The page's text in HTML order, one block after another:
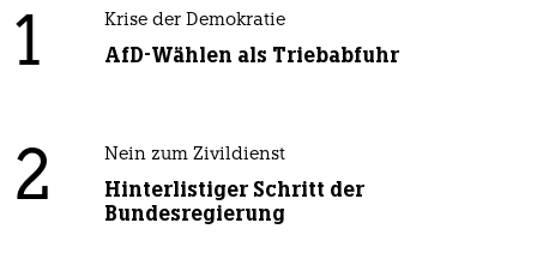
1 Krise der Demokratie
AfD-Wählen als Triebabfuhr
2 Nein zum Zivildienst
Hinterlistiger Schritt der
Bundesregierung